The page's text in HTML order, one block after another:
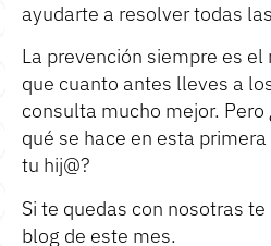
ayudarte a resolver todas
La prevención siempre es
que cuanto antes lleves a
consulta mucho mejor. Pero
qué se hace en esta
tu hij@?
Si te quedas con nosotras
blog de este mes.